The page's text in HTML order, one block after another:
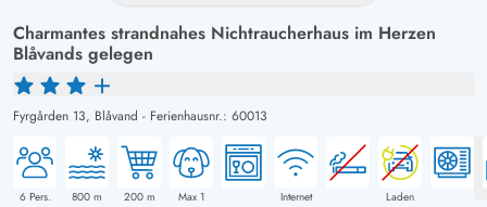
Charmantes strandnahes Nichtraucherhaus im Herzen
Blåvands gelegen
Fyrgården 13, Blåvand - Ferienhausnr.: 60013
6Pers. 800 m 200m Max 1 Internet Laden